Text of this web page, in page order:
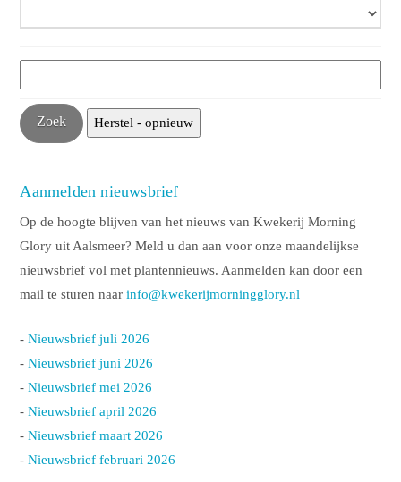
Aanmelden nieuwsbrief
Op de hoogte blijven van het nieuws van Kwekerij Morning
Glory uit Aalsmeer? Meld u dan aan voor onze maandelijkse
nieuwsbrief vol met plantennieuws. Aanmelden kan door een
mail te sturen naarinfo@kwekerijmorningglory.nl
-Nieuwsbrief juli 2026
-Nieuwsbrief juni 2026
-Nieuwsbrief mei 2026
-Nieuwsbrief april 2026
-Nieuwsbrief maart 2026
-Nieuwsbrief februari 2026